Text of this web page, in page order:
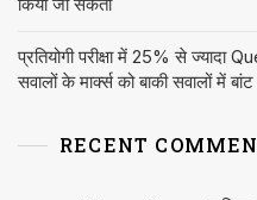
किया जा सकता
प्रतियोगी परीक्षा में 25% से ज्यादा
सवालों के मार्क्स को बाकी सवालों में
RECENT